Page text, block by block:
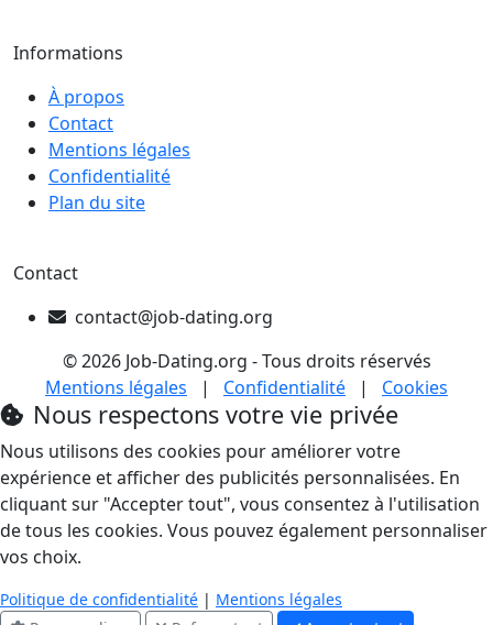
Informations
À propos
Contact
Mentions légales
Confidentialité
Plan du site
Contact
contact@job-dating.org
© 2026 Job-Dating.org - Tous droits réservés
Mentions légales
| Confidentialité | Cookies
Nous respectons votre vie privée
Nous utilisons des cookies pour améliorer votre
expérience et afficher des publicités personnalisées. En
cliquant sur "Accepter tout", vous consentez à l'utilisation
de tous les cookies. Vous pouvez également personnaliser
vos choix.
Politique de confidentialité | Mentions légales